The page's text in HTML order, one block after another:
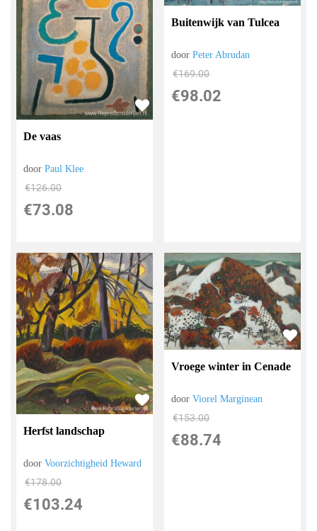
De vaas
doorPaul Klee
€126.00
€73.08
Buitenwijk van Tulcea
doorPeter Abrudan
€169.00
€98.02
Herfst landschap
doorVoorzichtigheid Heward
€178.00
€103.24
Vroege winter in Cenade
doorViorel Marginean
€153.00
€88.74